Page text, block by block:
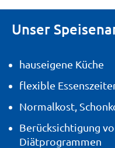
Unser
hauseigene Küche
flexible
Normalkost,
Berücksichtigung
Diätprogrammen